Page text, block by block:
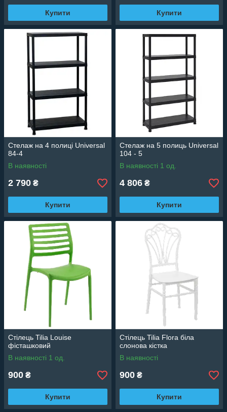
Купити Купити
Стелаж на 4 полиці Universal
84-4
В наявності
2 790 ₴
Купити
Стелаж на 5 полиць Universal
104 - 5
В наявності 1 од.
4 806 ₴
Купити
Стілець Tilia Louise
фісташковий
В наявності 1 од.
900 ₴
Купити
Стілець Tilia Flora біла
слонова кістка
В наявності
900 ₴
Купити